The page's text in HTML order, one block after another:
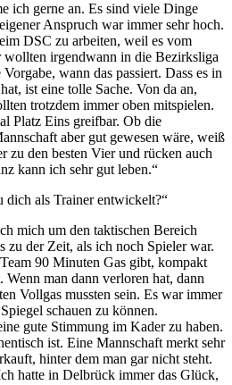
ich gerne an. Es sind viele Dinge
Anspruch war immer sehr hoch.
DSC zu arbeiten, weil es vom
irgendwann in die Bezirksliga
wann das passiert. Dass es in
ist eine tolle Sache. Von da an,
trotzdem immer oben mitspielen.
Platz Eins greifbar. Ob die
aber gut gewesen wäre, weiß
zu den besten Vier und rücken auch
kann ich sehr gut leben.“
dich als Trainer entwickelt?“
mich um den taktischen Bereich
zu der Zeit, als ich noch Spieler war.
90 Minuten Gas gibt, kompakt
man dann verloren hat, dann
Vollgas mussten sein. Es war immer
schauen zu können.
gute Stimmung im Kader zu haben.
ist. Eine Mannschaft merkt sehr
hinter dem man gar nicht steht.
hatte in Delbrück immer das Glück,